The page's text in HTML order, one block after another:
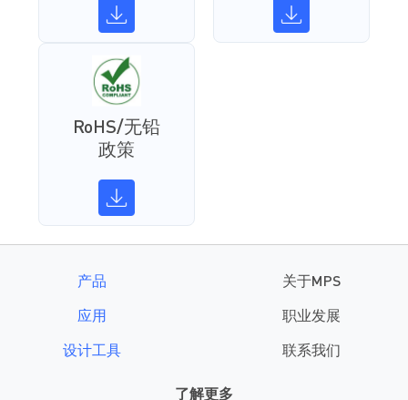
RoHS/无铅
政策
产品
应用
设计工具
关于MPS
职业发展
联系我们
了解更多